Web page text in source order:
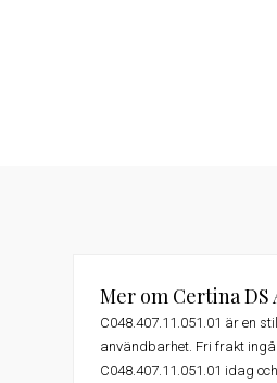
Mer om Certina DS
C048.407.11.051.01 är en
användbarhet. Fri frakt
C048.407.11.051.01 idag